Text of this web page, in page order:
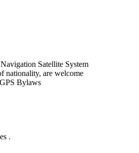
Satellite System
nationality, are welcome
Bylaws
.